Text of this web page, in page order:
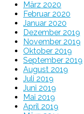
März 2020
Februar 2020
Januar 2020
Dezember 2019
November 2019
Oktober 2019
September 2019
August 2019
Juli 2019
Juni 2019
Mai 2019
April 2019